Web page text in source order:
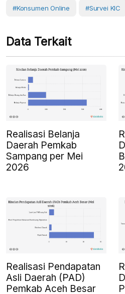
#Konsumen Online #Survei KIC
Data Terkait
Realisasi Belanja
Daerah Pemkab
Sampang per Mei
2026
Realisasi Pendapatan
Asli Daerah (PAD)
Pemkab Aceh Besar